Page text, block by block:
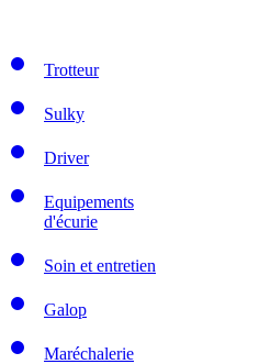
Trotteur
Sulky
Driver
Equipements
d'écurie
Soin et entretien
Galop
Maréchalerie